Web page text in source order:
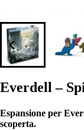
Everdell –
Espansione per
scoperta.